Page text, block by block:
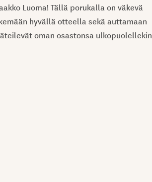
Luoma! Tällä porukalla on väkevä
hyvällä otteella sekä auttamaan
oman osastonsa ulkopuolellekin